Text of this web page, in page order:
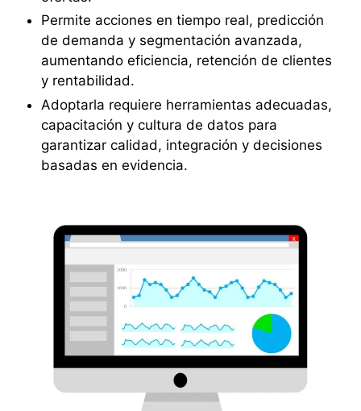
Permite acciones en tiempo real, predicción
de demanda y segmentación avanzada,
aumentando eficiencia, retención de clientes
y rentabilidad.
Adoptarla requiere herramientas adecuadas,
capacitación y cultura de datos para
garantizar calidad, integración y decisiones
basadas en evidencia.